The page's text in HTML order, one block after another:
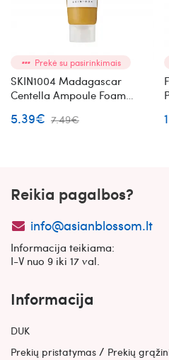
Prekė su pasirinkimais
SKIN1004 Madagascar
Centella Ampoule Foam
centelės ekstraktu Mini
5.39€ 7.49€
Reikia pagalbos?
info@asianblossom.lt
Informacija teikiama:
I-V nuo 9 iki 17 val.
Informacija
DUK
Prekių pristatymas / Prekių